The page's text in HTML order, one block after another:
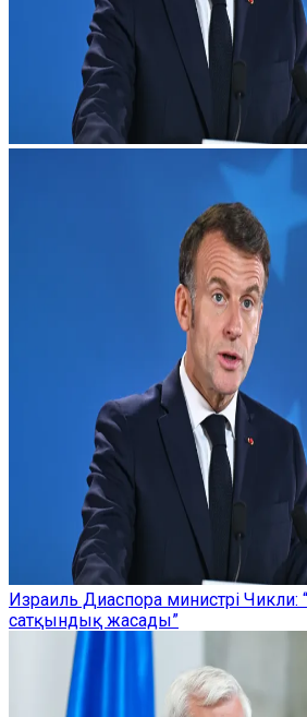
Израиль Диаспора министрі Чикли:
сатқындық жасады”